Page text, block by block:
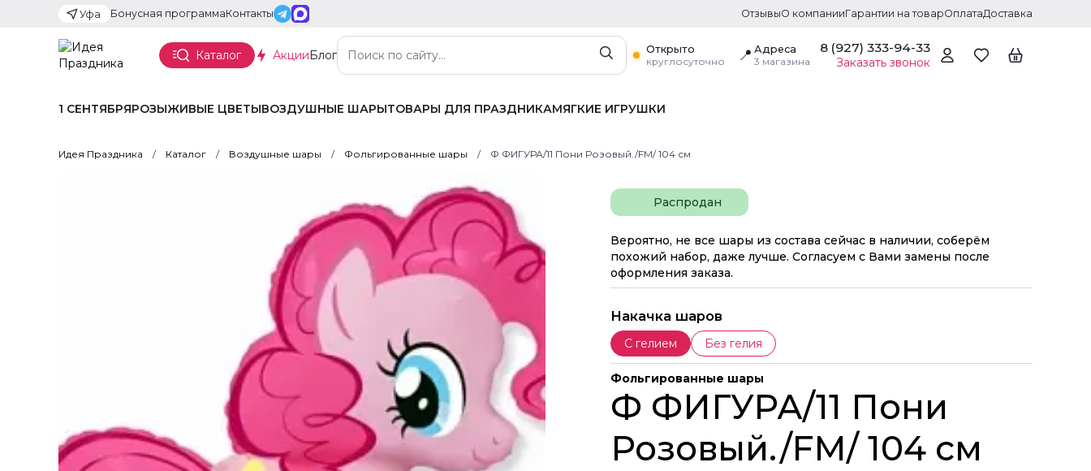
Уфа Бонусная программаКонтакты ОтзывыО компанииГарантии на товарОплатаДоставка
Каталог АкцииБлог
Открыто
круглосуточно
📍 Адреса
3 магазина
8 (927) 333-94-33
Заказать звонок
1 СЕНТЯБРЯРОЗЫЖИВЫЕ ЦВЕТЫВОЗДУШНЫЕ ШАРЫТОВАРЫ ДЛЯ ПРАЗДНИКАМЯГКИЕ ИГРУШКИ
Идея Праздника Каталог Воздушные шары Фольгированные шары Ф ФИГУРА/11 Пони Розовый./FM/ 104 см
Распродан
Вероятно, не все шары из состава сейчас в наличии, соберём
похожий набор, даже лучше. Согласуем с Вами замены после
оформления заказа.
Накачка шаров
С гелием Без гелия
Фольгированные шары
Ф ФИГУРА/11 Пони
Розовый./FM/ 104 см